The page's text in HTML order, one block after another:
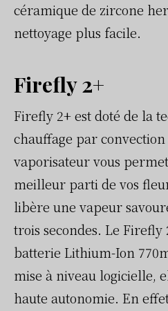
céramique de zircone
nettoyage plus facile.
Firefly 2+
Firefly 2+ est doté de la
chauffage par
vaporisateur vous
meilleur parti de vos
libère une vapeur
trois secondes. Le
batterie Lithium-Ion
mise à niveau logicielle,
haute autonomie. En